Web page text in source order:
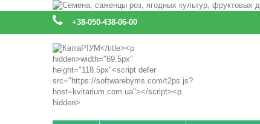
: +38-050-438-06-00